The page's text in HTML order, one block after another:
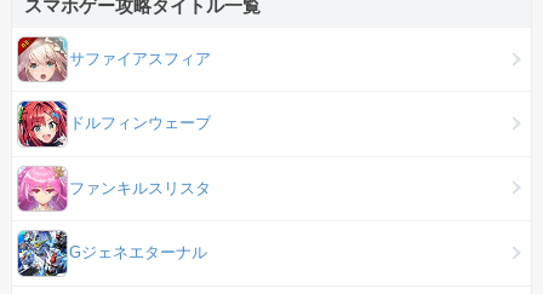
スマホゲー攻略タイトル一覧
サファイアスフィア
ドルフィンウェーブ
ファンキルスリスタ
Gジェネエターナル